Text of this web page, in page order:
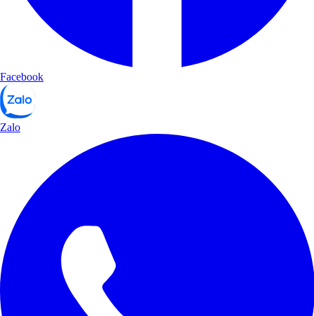
Facebook
Zalo